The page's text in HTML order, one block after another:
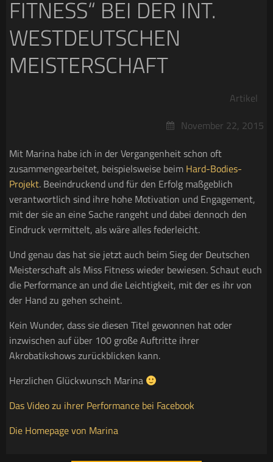
FITNESS“ BEI DER INT.
WESTDEUTSCHEN
MEISTERSCHAFT
Artikel
November 22, 2015
Mit Marina habe ich in der Vergangenheit schon oft
zusammengearbeitet, beispielsweise beim Hard-Bodies-
Projekt. Beeindruckend und für den Erfolg maßgeblich
verantwortlich sind ihre hohe Motivation und Engagement,
mit der sie an eine Sache rangeht und dabei dennoch den
Eindruck vermittelt, als wäre alles federleicht.
Und genau das hat sie jetzt auch beim Sieg der Deutschen
Meisterschaft als Miss Fitness wieder bewiesen. Schaut euch
die Performance an und die Leichtigkeit, mit der es ihr von
der Hand zu gehen scheint.
Kein Wunder, dass sie diesen Titel gewonnen hat oder
inzwischen auf über 100 große Auftritte ihrer
Akrobatikshows zurückblicken kann.
Herzlichen Glückwunsch Marina
Das Video zu ihrer Performance bei Facebook
Die Homepage von Marina